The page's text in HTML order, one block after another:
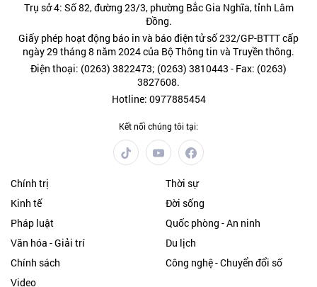
Trụ sở 4: Số 82, đường 23/3, phường Bắc Gia Nghĩa, tỉnh Lâm
Đồng.
Giấy phép hoạt động báo in và báo điện tử số 232/GP-BTTT cấp
ngày 29 tháng 8 năm 2024 của Bộ Thông tin và Truyền thông.
Điện thoại: (0263) 3822473; (0263) 3810443 - Fax: (0263)
3827608.
Hotline: 0977885454
Kết nối chúng tôi tại:
Chính trị
Thời sự
Kinh tế
Đời sống
Pháp luật
Quốc phòng - An ninh
Văn hóa - Giải trí
Du lịch
Chính sách
Công nghệ - Chuyển đổi số
Video